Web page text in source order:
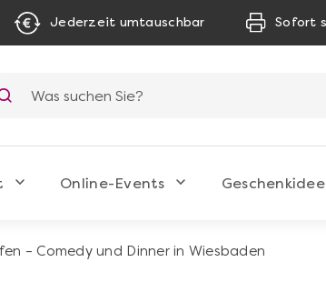
Jederzeit umtauschbar Sofort
Online-Events
– Comedy und Dinner in Wiesbaden